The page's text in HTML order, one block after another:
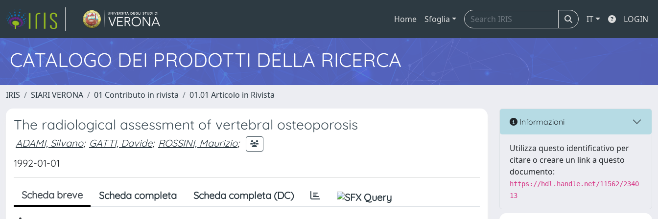
Home Sfoglia IT LOGIN
CATALOGO DEI PRODOTTI DELLA RICERCA
IRIS SIARI VERONA 01 Contributo in rivista 01.01 Articolo in Rivista
The radiological assessment of vertebral osteoporosis
ADAMI, Silvano; GATTI, Davide; ROSSINI, Maurizio;
1992-01-01
Scheda breve Scheda completa Scheda completa (DC)
Informazioni
Utilizza questo identificativo per
citare o creare un link a questo
documento:
https://hdl.handle.net/11562/2340
13